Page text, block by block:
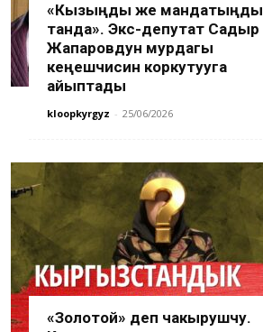
«Кызыңды же мандатыңды
танда». Экс-депутат Садыр
Жапаровдун мурдагы
кеңешчисин коркутууга
айыптады
kloopkyrgyz - 25/06/2026
«Золотой» деп чакырушчу.